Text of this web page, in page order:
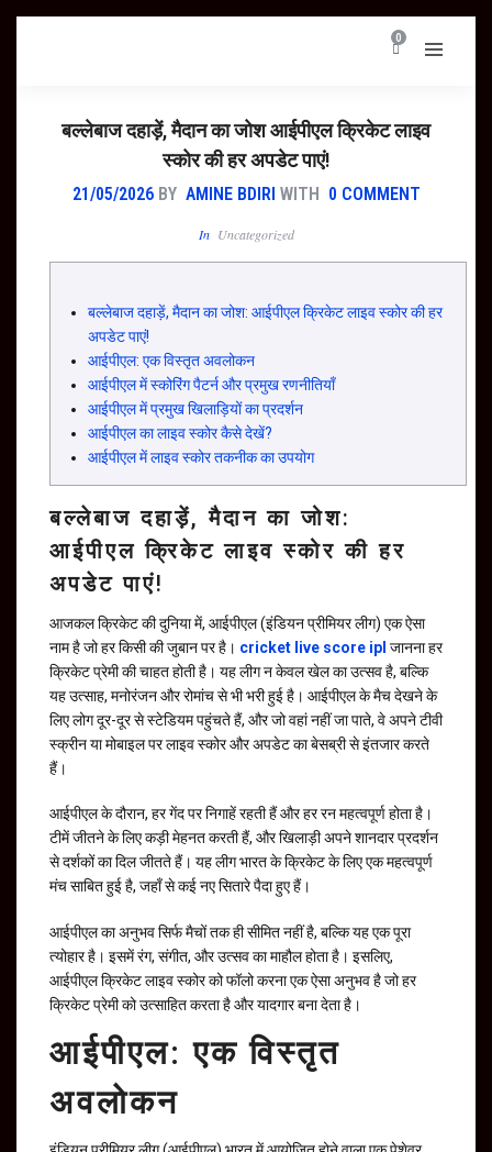
0
बल्लेबाज दहाड़ें, मैदान का जोश आईपीएल क्रिकेट लाइव
स्कोर की हर अपडेट पाएं!
21/05/2026 BY AMINE BDIRI WITH 0 COMMENT
In Uncategorized
बल्लेबाज दहाड़ें, मैदान का जोश: आईपीएल क्रिकेट लाइव स्कोर की हर
अपडेट पाएं!
आईपीएल: एक विस्तृत अवलोकन
आईपीएल में स्कोरिंग पैटर्न और प्रमुख रणनीतियाँ
आईपीएल में प्रमुख खिलाड़ियों का प्रदर्शन
आईपीएल का लाइव स्कोर कैसे देखें?
आईपीएल में लाइव स्कोर तकनीक का उपयोग
बल्लेबाज दहाड़ें, मैदान का जोश:
आईपीएल क्रिकेट लाइव स्कोर की हर
अपडेट पाएं!
आजकल क्रिकेट की दुनिया में, आईपीएल (इंडियन प्रीमियर लीग) एक ऐसा
नाम है जो हर किसी की जुबान पर है। cricket live score ipl जानना हर
क्रिकेट प्रेमी की चाहत होती है। यह लीग न केवल खेल का उत्सव है, बल्कि
यह उत्साह, मनोरंजन और रोमांच से भी भरी हुई है। आईपीएल के मैच देखने के
लिए लोग दूर-दूर से स्टेडियम पहुंचते हैं, और जो वहां नहीं जा पाते, वे अपने टीवी
स्क्रीन या मोबाइल पर लाइव स्कोर और अपडेट का बेसब्री से इंतजार करते
हैं।
आईपीएल के दौरान, हर गेंद पर निगाहें रहती हैं और हर रन महत्वपूर्ण होता है।
टीमें जीतने के लिए कड़ी मेहनत करती हैं, और खिलाड़ी अपने शानदार प्रदर्शन
से दर्शकों का दिल जीतते हैं। यह लीग भारत के क्रिकेट के लिए एक महत्वपूर्ण
मंच साबित हुई है, जहाँ से कई नए सितारे पैदा हुए हैं।
आईपीएल का अनुभव सिर्फ मैचों तक ही सीमित नहीं है, बल्कि यह एक पूरा
त्योहार है। इसमें रंग, संगीत, और उत्सव का माहौल होता है। इसलिए,
आईपीएल क्रिकेट लाइव स्कोर को फॉलो करना एक ऐसा अनुभव है जो हर
क्रिकेट प्रेमी को उत्साहित करता है और यादगार बना देता है।
आईपीएल: एक विस्तृत
अवलोकन